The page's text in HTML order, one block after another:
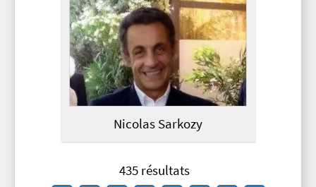
Nicolas Sarkozy
435 résultats